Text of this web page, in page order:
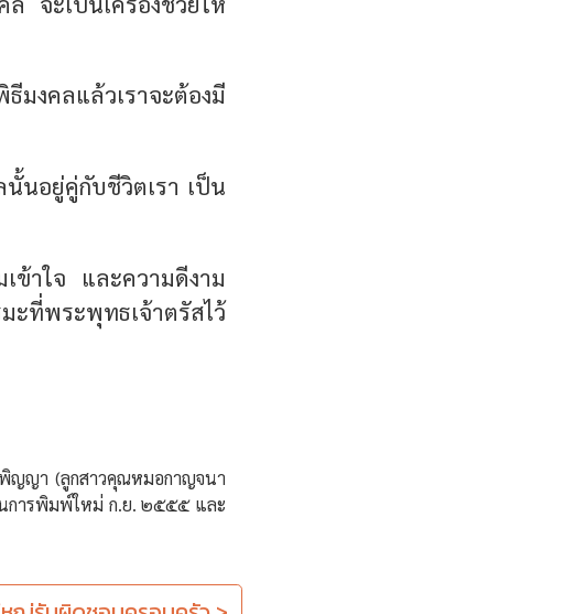
มงคลแล้วเราจะต้องมี
นอยู่คู่กับชีวิตเรา เป็น
ข้าใจ และความดีงาม
ที่พระพุทธเจ้าตรัสไว้
พิญญา (ลูกสาวคุณหมอกาญจนา
การพิมพ์ใหม่ ก.ย. ๒๕๕๕ และ